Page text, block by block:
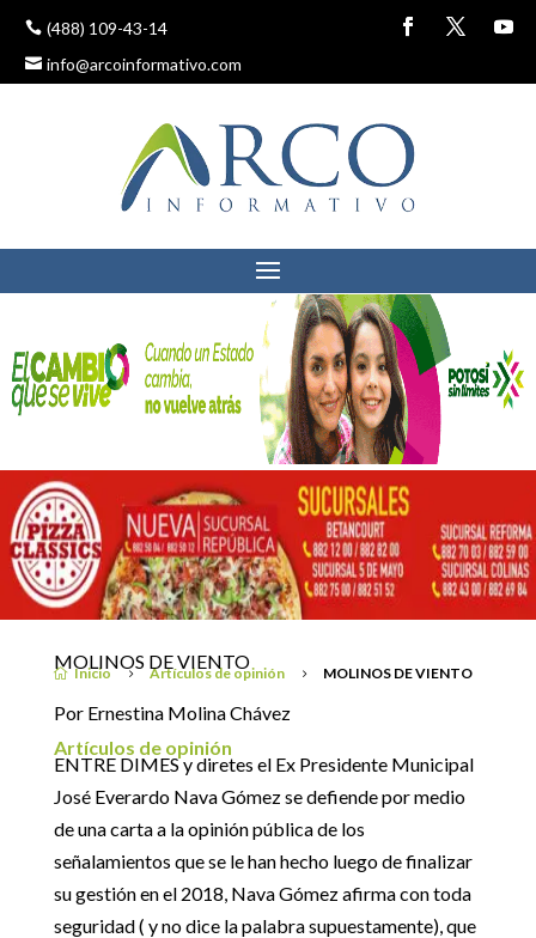
(488) 109-43-14
info@arcoinformativo.com
 Inicio 5 Artículos de opinión 5 MOLINOS DE VIENTO
MOLINOS DE VIENTO
Artículos de opinión
17 septiembre, 2019
MOLINOS DE VIENTO
Por Ernestina Molina Chávez
ENTRE DIMES y diretes el Ex Presidente Municipal
José Everardo Nava Gómez se defiende por medio
de una carta a la opinión pública de los
señalamientos que se le han hecho luego de finalizar
su gestión en el 2018, Nava Gómez afirma con toda
seguridad ( y no dice la palabra supuestamente), que